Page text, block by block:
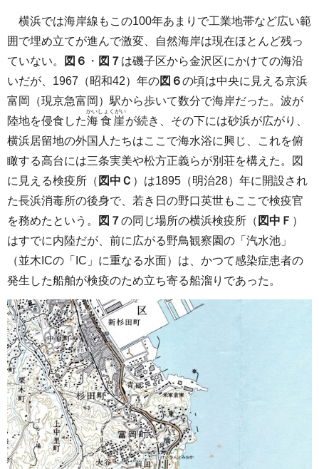
横浜では海岸線もこの100年あまりで工業地帯など広い範
囲で埋め立てが進んで激変、自然海岸は現在ほとんど残っ
ていない。
図６ ・ 図７ は磯子区から金沢区にかけての海沿
いだが、1967（昭和42）年の図６の頃は中央に見える京浜
富岡（現京急富岡）駅から歩いて数分で海岸だった。波が
陸地を侵食した海食崖
かいしょくがい
が続き、その下には砂浜が広がり、
横浜居留地の外国人たちはここで海水浴に興じ、これを俯
瞰する高台には三条実美や松方正義らが別荘を構えた。図
に見える検疫所（ 図中Ｃ ）は1895（明治28）年に開設され
た長浜消毒所の後身で、若き日の野口英世もここで検疫官
を務めたという。
図７の同じ場所の横浜検疫所（ 図中Ｆ ）
はすでに内陸だが、前に広がる野鳥観察園の「汽水池」
（並木ICの「IC」に重なる水面）は、かつて感染症患者の
発生した船舶が検疫のため立ち寄る船溜りであった。